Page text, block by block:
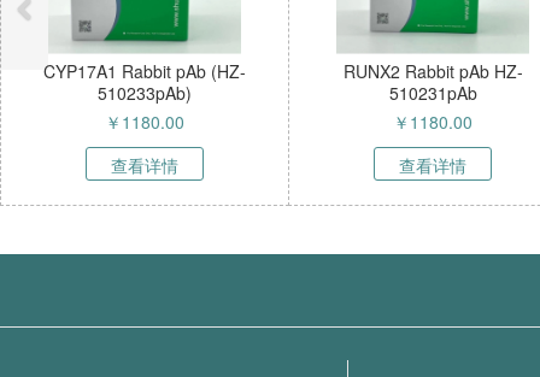
Rabbit pAb (HZ-
查看详情
RUNX2 Rabbit pAb HZ-
510231pAb
￥
查看详情
人宫